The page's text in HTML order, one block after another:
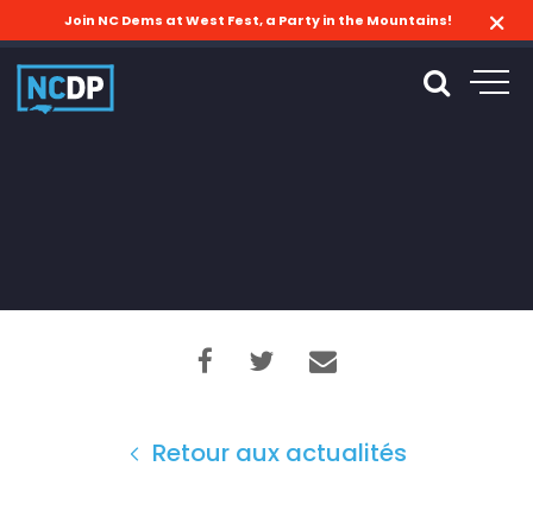
Join NC Dems at West Fest, a Party in the Mountains!
Retour aux actualités